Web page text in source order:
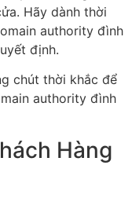
Hãy dành thời
authority đình
định.
chút thời khắc để
authority đình
Hàng